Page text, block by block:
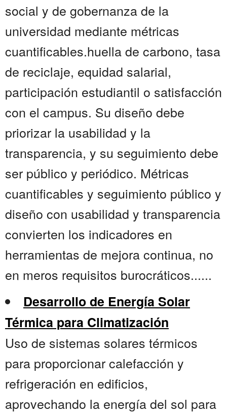
social y de gobernanza de la
universidad mediante métricas
cuantificables.huella de carbono, tasa
de reciclaje, equidad salarial,
participación estudiantil o satisfacción
con el campus. Su diseño debe
priorizar la usabilidad y la
transparencia, y su seguimiento debe
ser público y periódico. Métricas
cuantificables y seguimiento público y
diseño con usabilidad y transparencia
convierten los indicadores en
herramientas de mejora continua, no
en meros requisitos burocráticos......
Desarrollo de Energía Solar
Térmica para Climatización
Uso de sistemas solares térmicos
para proporcionar calefacción y
refrigeración en edificios,
aprovechando la energía del sol para